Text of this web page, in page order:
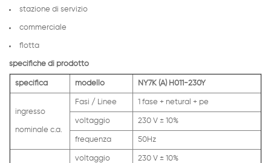
stazione di servizio
commerciale
flotta
specifiche di prodotto
specifica modello NY7K (A) H011-230Y
ingresso
nominale c.a.
Fasi / Linee 1 fase + netural + pe
voltaggio 230 V ± 10%
frequenza 50Hz
voltaggio 230 V ± 10%